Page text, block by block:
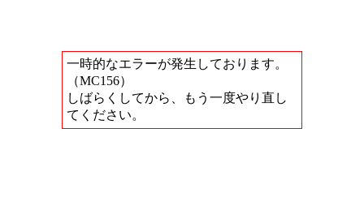
一時的なエラーが発生しております。
（MC156）
しばらくしてから、もう一度やり直し
てください。